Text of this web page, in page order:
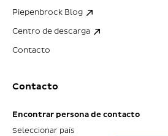
Piepenbrock Blog
Centro de descarga
Contacto
Contacto
Encontrar persona de contacto
Seleccionar país